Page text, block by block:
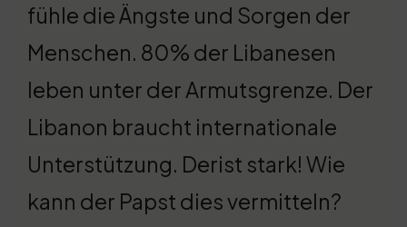
fühle die Ängste und Sorgen der
Menschen. 80% der Libanesen
leben unter der Armutsgrenze. Der
Libanon braucht internationale
Unterstützung. Derist stark! Wie
kann der Papst dies vermitteln?